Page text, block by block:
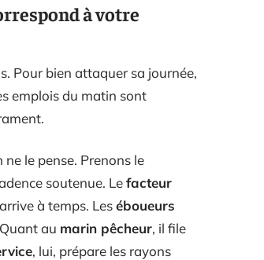
à votre
Pour bien attaquer sa journée,
emplois du matin sont
le pense. Prenons le
soutenue. Lefacteur
à temps. Leséboueurs
au marin pêcheur, il file
, lui, prépare les rayons